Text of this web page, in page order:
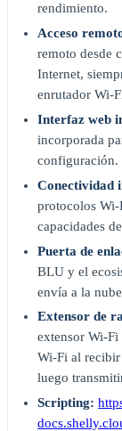
rendimiento.
Acceso
remoto desde
Internet,
enrutador Wi-
Interfaz web
incorporada
configuración.
Conectividad
protocolos
capacidades
Puerta de
BLU y el
envía a la
Extensor de
extensor Wi-Fi
Wi-Fi al
luego
Scripting: